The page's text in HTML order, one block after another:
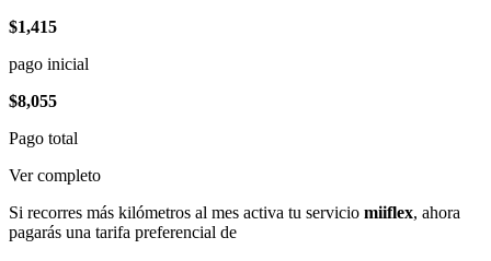
$1,415
pago inicial
$8,055
Pago total
Ver completo
Si recorres más kilómetros al mes activa tu servicio miiflex, ahora
pagarás una tarifa preferencial de